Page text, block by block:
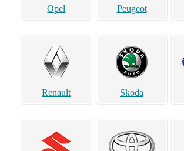
Opel Peugeot
Renault Skoda